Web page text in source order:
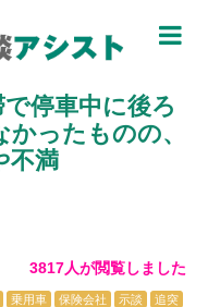
で停車中に後ろ
ったものの、
不満
3817人が閲覧しました
乗用車 保険会社 示談 追突